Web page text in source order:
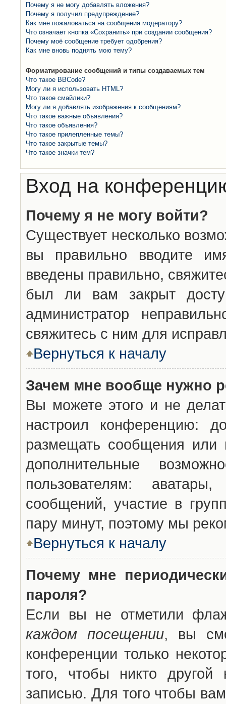
Почему я не могу добавлять вложения?
Почему я получил предупреждение?
Как мне пожаловаться на сообщения модератору?
Что означает кнопка «Сохранить» при создании сообщения?
Почему моё сообщение требует одобрения?
Как мне вновь поднять мою тему?
Форматирование сообщений и типы создаваемых тем
Что такое BBCode?
Могу ли я использовать HTML?
Что такое смайлики?
Могу ли я добавлять изображения к сообщениям?
Что такое важные объявления?
Что такое объявления?
Что такое прилепленные темы?
Что такое закрытые темы?
Что такое значки тем?
Вход на
Почему я не могу войти?
Существует несколько
вы правильно вводите
введены правильно,
был ли вам закрыт
администратор
свяжитесь с ним для
Вернуться к началу
Зачем мне вообще нужно
Вы можете этого и не
настроил конференцию:
размещать сообщения или
дополнительные
пользователям:
сообщений, участие в
пару минут, поэтому мы
Вернуться к началу
Почему мне
пароля?
Если вы не отметили
каждом посещении, вы
конференции только
того, чтобы никто другой
записью. Для того чтобы